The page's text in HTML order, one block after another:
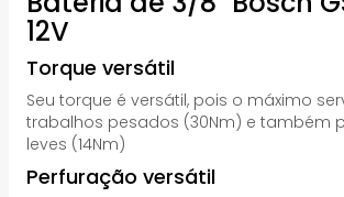
12V
Torque versátil
Seu torque é versátil, pois o máximo
trabalhos pesados (30Nm) e também
leves (14Nm)
Perfuração versátil